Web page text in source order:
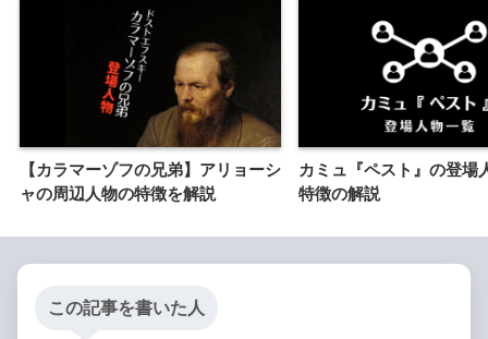
【カラマーゾフの兄弟】アリョーシ
ャの周辺人物の特徴を解説
カミュ『ペスト』の登場
特徴の解説
この記事を書いた人